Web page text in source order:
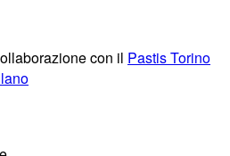
con il Pastis Torino